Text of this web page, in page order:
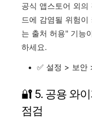
공식 앱스토어 외의
드에 감염될 위험
는 출처 허용" 기능
하세요.
✅ 설정 > 보안
🔐 5. 공용 와
점검